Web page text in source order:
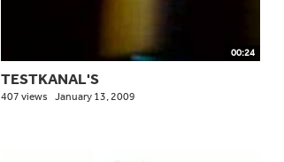
00:24
TESTKANAL'S
407 views January 13, 2009